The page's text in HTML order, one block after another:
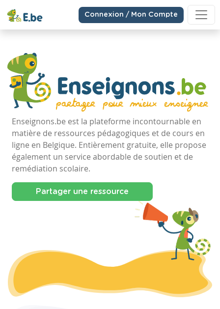
Connexion / Mon Compte
Enseignons.be est la plateforme incontournable en
matière de ressources pédagogiques et de cours en
ligne en Belgique. Entièrement gratuite, elle propose
également un service abordable de soutien et de
remédiation scolaire.
Partager une ressource